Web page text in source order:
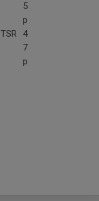
5
p
TSR
4
7
p